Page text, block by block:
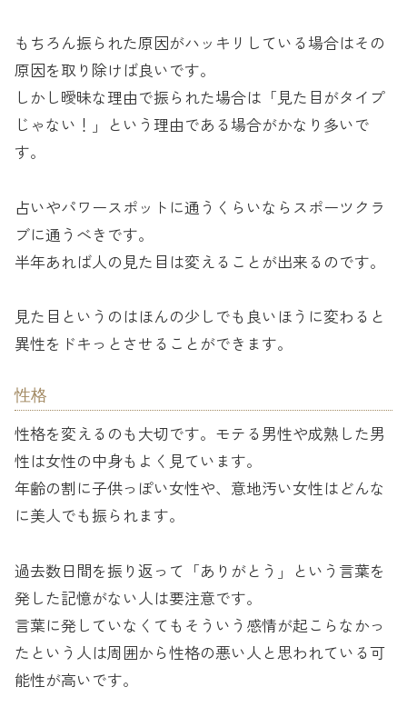
もちろん振られた原因がハッキリしている場合はその
原因を取り除けば良いです。
しかし曖昧な理由で振られた場合は「見た目がタイプ
じゃない！」という理由である場合がかなり多いで
す。
占いやパワースポットに通うくらいならスポーツクラ
ブに通うべきです。
半年あれば人の見た目は変えることが出来るのです。
見た目というのはほんの少しでも良いほうに変わると
異性をドキっとさせることができます。
性格
性格を変えるのも大切です。モテる男性や成熟した男
性は女性の中身もよく見ています。
年齢の割に子供っぽい女性や、意地汚い女性はどんな
に美人でも振られます。
過去数日間を振り返って「ありがとう」という言葉を
発した記憶がない人は要注意です。
言葉に発していなくてもそういう感情が起こらなかっ
たという人は周囲から性格の悪い人と思われている可
能性が高いです。